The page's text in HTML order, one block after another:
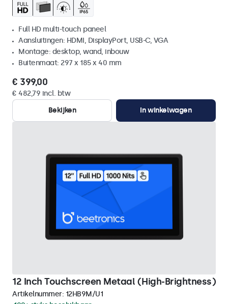
Full HD multi-touch paneel
Aansluitingen: HDMI, DisplayPort, USB-C, VGA
Montage: desktop, wand, inbouw
Buitenmaat: 297 x 185 x 40 mm
€ 399,00
€ 482,79 incl. btw
Bekijken
In winkelwagen
12 Inch Touchscreen Metaal (High-Brightness)
Artikelnummer: 12HB9M/U1